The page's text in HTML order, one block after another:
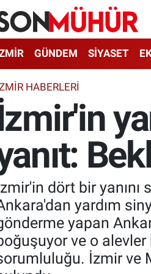
GÜNDEM SİYASET
HABERLERI
dört bir yanını
yardım
yapan
ve o alevler
İzmir ve
Eczaneler
Durumu
Vakitleri
Yoğunluk Haritası
Puan Durumu ve Fikstür
Haberleri